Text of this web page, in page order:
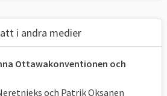
som exempelvis
i andra medier
Ottawakonventionen och
och Patrik Oksanen